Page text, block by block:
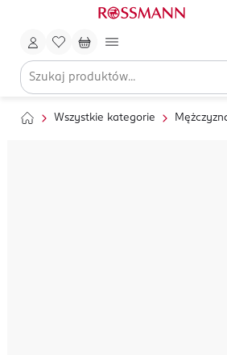
Wszystkie kategorie